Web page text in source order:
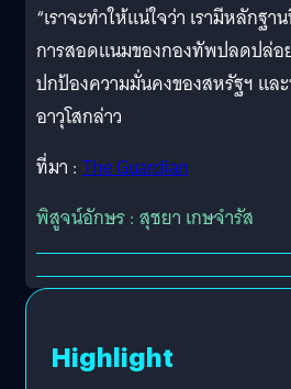
“เราจะทำให้แน่ใจว่า เรามีหลักฐ
การสอดแนมของกองทัพปลดปล่อ
ปกป้องความมั่นคงของสหรัฐฯ แล
อาวุโสกล่าว
ที่มา : The Guardian
พิสูจน์อักษร : สุชยา เกษจำรัส
Highlight